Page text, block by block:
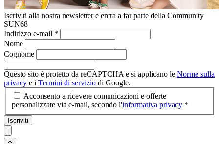
Iscriviti alla nostra newsletter e entra a far parte della Community
SUN68
Indirizzo e-mail *
Nome
Cognome
Questo sito è protetto da reCAPTCHA e si applicano le Norme sulla
privacy e i Termini di servizio di Google.
Acconsento a ricevere comunicazioni e offerte
personalizzate via e-mail, secondo l'informativa privacy *
Iscriviti